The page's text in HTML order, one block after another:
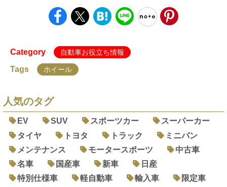
Category 自動車お役立ち情報
Tags ホイール
人気のタグ
EV SUV スポーツカー
スーパーカー
タイヤ
トヨタ トラック
ミニバン
メンテナンス
モータースポーツ
中古車
名車
国産車 新車
日産
特別仕様車
軽自動車 輸入車
限定車